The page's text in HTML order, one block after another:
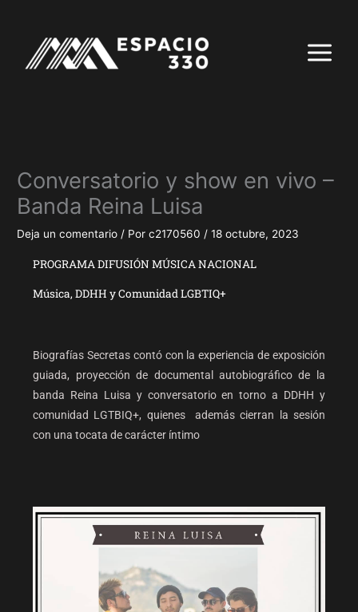
contenido
Conversatorio y show en vivo –
Banda Reina Luisa
Deja un comentario / Porc2170560 /18 octubre, 2023
PROGRAMA DIFUSIÓN MÚSICA NACIONAL
Música, DDHH y Comunidad LGBTIQ+
Biografías Secretas contó con la experiencia de exposición
guiada, proyección de documental autobiográfico de la
banda Reina Luisa y conversatorio en torno a DDHH y
comunidad LGTBIQ+, quienes además cierran la sesión
con una tocata de carácter íntimo